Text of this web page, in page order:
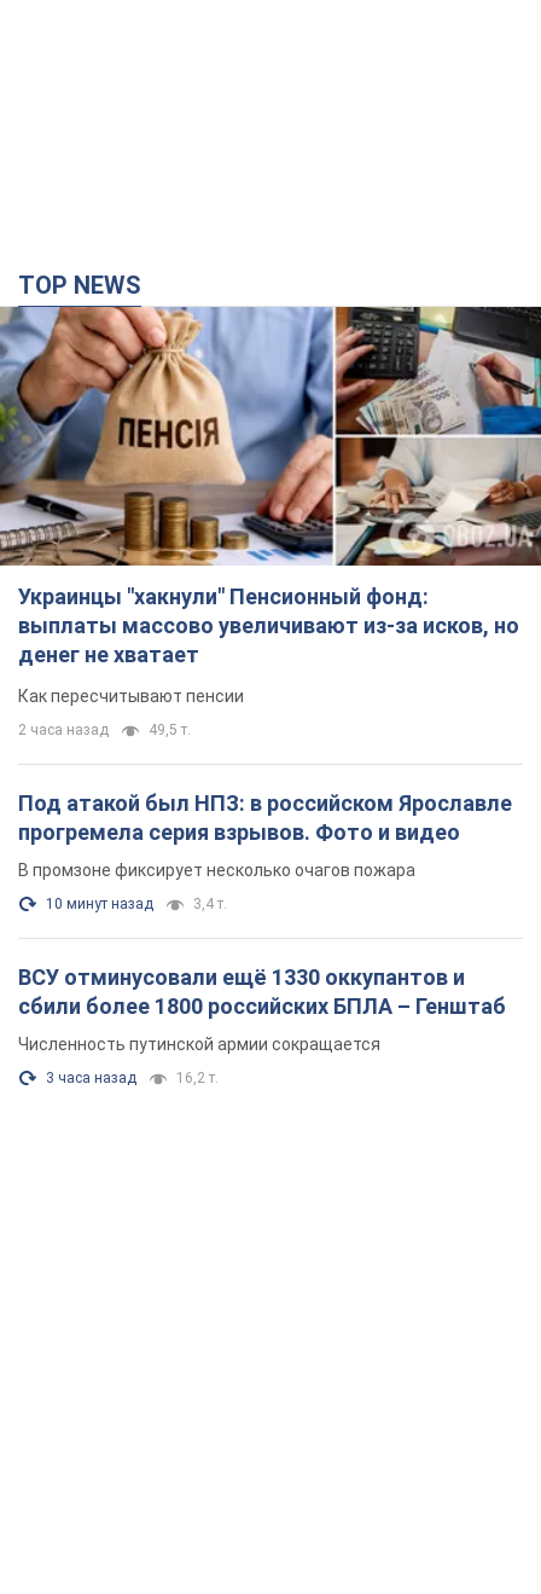
Украинцы "хакнули" Пенсионный фонд:
выплаты массово увеличивают из-за исков, но
денег не хватает
Как пересчитывают пенсии
2 часа назад 49,5 т.
Под атакой был НПЗ: в российском Ярославле
прогремела серия взрывов. Фото и видео
В промзоне фиксирует несколько очагов пожара
10 минут назад 3,4 т.
ВСУ отминусовали ещё 1330 оккупантов и
сбили более 1800 российских БПЛА – Генштаб
Численность путинской армии сокращается
3 часа назад 16,2 т.